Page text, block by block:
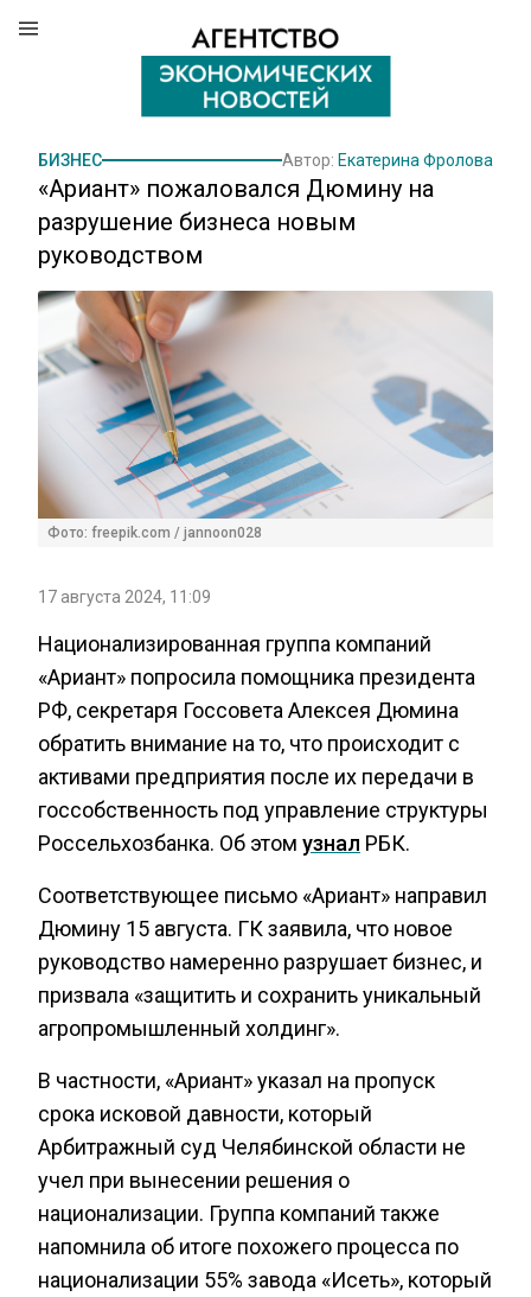
БИЗНЕС Автор: Екатерина Фролова
«Ариант» пожаловался Дюмину на
разрушение бизнеса новым
руководством
Фото: freepik.com / jannoon028
17 августа 2024, 11:09
Национализированная группа компаний
«Ариант» попросила помощника президента
РФ, секретаря Госсовета Алексея Дюмина
обратить внимание на то, что происходит с
активами предприятия после их передачи в
госсобственность под управление структуры
Россельхозбанка. Об этом узнал РБК.
Соответствующее письмо «Ариант» направил
Дюмину 15 августа. ГК заявила, что новое
руководство намеренно разрушает бизнес, и
призвала «защитить и сохранить уникальный
агропромышленный холдинг».
В частности, «Ариант» указал на пропуск
срока исковой давности, который
Арбитражный суд Челябинской области не
учел при вынесении решения о
национализации. Группа компаний также
напомнила об итоге похожего процесса по
национализации 55% завода «Исеть», который